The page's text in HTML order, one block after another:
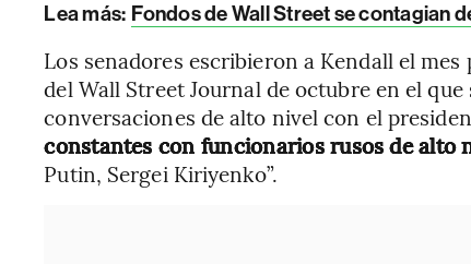
Lea más: Fondos de Wall Street se contagian
Los senadores escribieron a Kendall el
del Wall Street Journal de octubre en el
conversaciones de alto nivel con el
constantes con funcionarios rusos de alto
Putin, Sergei Kiriyenko”.